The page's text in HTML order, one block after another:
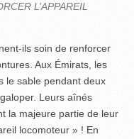
L’APPAREIL
ils soin de renforcer
Aux Émirats, les
le sable pendant deux
Leurs aînés
la majeure partie de leur
locomoteur » ! En